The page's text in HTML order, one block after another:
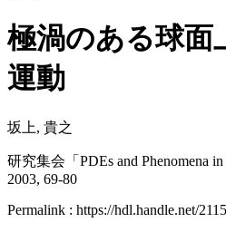
極渦のある球面
運動
坂上, 貴之
研究集会「PDEs and Phenomena
2003, 69-80
Permalink : https://hdl.handle.net/